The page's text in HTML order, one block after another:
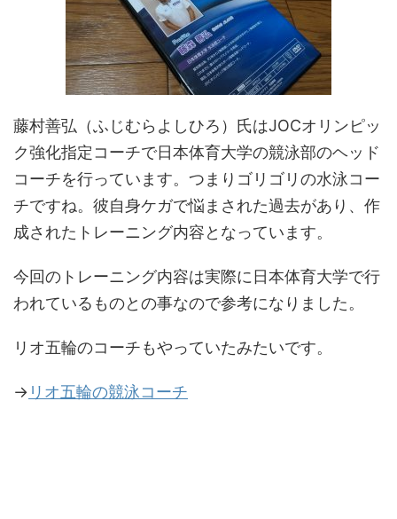
藤村善弘（ふじむらよしひろ）氏はJOCオリンピッ
ク強化指定コーチで日本体育大学の競泳部のヘッド
コーチを行っています。つまりゴリゴリの水泳コー
チですね。彼自身ケガで悩まされた過去があり、作
成されたトレーニング内容となっています。
今回のトレーニング内容は実際に日本体育大学で行
われているものとの事なので参考になりました。
リオ五輪のコーチもやっていたみたいです。
→ リオ五輪の競泳コーチ